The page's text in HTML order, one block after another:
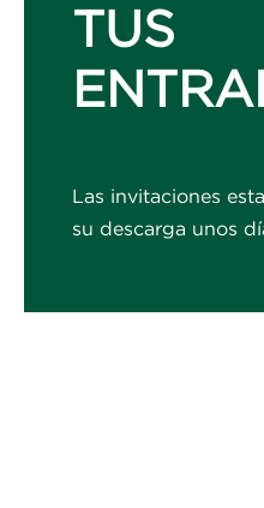
TUS
Las invitaciones
su descarga unos